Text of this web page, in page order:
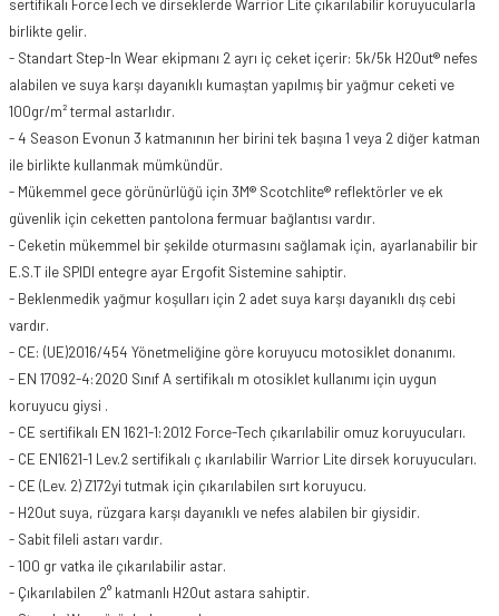
sertifikalı ForceTech ve dirseklerde Warrior Lite çıkarılabilir koruyucularla
birlikte gelir.
- Standart Step-In Wear ekipmanı 2 ayrı iç ceket içerir: 5k/5k H2Out® nefes
alabilen ve suya karşı dayanıklı kumaştan yapılmış bir yağmur ceketi ve
100gr/m² termal astarlıdır.
- 4 Season Evonun 3 katmanının her birini tek başına 1 veya 2 diğer katman
ile birlikte kullanmak mümkündür.
- Mükemmel gece görünürlüğü için 3M® Scotchlite® reflektörler ve ek
güvenlik için ceketten pantolona fermuar bağlantısı vardır.
- Ceketin mükemmel bir şekilde oturmasını sağlamak için, ayarlanabilir bir
E.S.T ile SPIDI entegre ayar Ergofit Sistemine sahiptir.
- Beklenmedik yağmur koşulları için 2 adet suya karşı dayanıklı dış cebi
vardır.
- CE: (UE)2016/454 Yönetmeliğine göre koruyucu motosiklet donanımı.
- EN 17092-4:2020 Sınıf A sertifikalı m otosiklet kullanımı için uygun
koruyucu giysi .
- CE sertifikalı EN 1621-1:2012 Force-Tech çıkarılabilir omuz koruyucuları.
- CE EN1621-1 Lev.2 sertifikalı ç ıkarılabilir Warrior Lite dirsek koruyucuları.
- CE (Lev. 2) Z172yi tutmak için çıkarılabilen sırt koruyucu.
- H2Out suya, rüzgara karşı dayanıklı ve nefes alabilen bir giysidir.
- Sabit fileli astarı vardır.
- 100 gr vatka ile çıkarılabilir astar.
- Çıkarılabilen 2° katmanlı H2Out astara sahiptir.